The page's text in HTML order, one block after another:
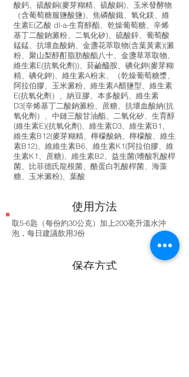
酸鈣、硫酸銅(麥芽糊精、硫酸銅)、玉米發酵物
（含葡萄糖服鹽酸鹽)、焦磷酸鐵、氧化鎂、維
生素E(乙酸 dl-a-生育醇酯、乾燥葡萄糖、辛烯
基丁二酸鈉澱粉、二氧化矽)、硫酸鋅、葡萄酸
錳錳、抗壞血酸鈉、金盞花萃取物(含葉黃素)(澱
粉、聚山梨醇酊脂肪酸酯八十、金盞草萃取物、
維生素E(抗氧化劑))、菸鹼醯胺、碘化鉀(麥芽糊
精、碘化鉀)、維生素A粉末、（乾燥葡萄糖漿、
阿拉伯膠、玉米澱粉、維生素A醋鹽型、維生素
E(抗氧化劑）、納豆膠、本多酸鈣、維生素
D3[辛烯基丁二酸鈉澱粉、蔗糖、抗壞血酸納(抗
氧化劑）、中鏈三酸甘油酯、二氧化矽、生育醇
(維生素E)(抗氧化劑)、維生素D3、維生素B1、
維生素B12(麥芽糊精、檸檬酸鈉、檸檬酸、維生
素B12)、維維生素B6、維生素K1(阿拉伯膠、維
生素K1、蔗糖)、維生素B2、益生菌(嗜酸乳酸桿
菌、比菲德氏龍根菌、酪蛋白乳酸桿菌、海藻
糖、玉米澱粉)、葉酸
取5-6匙（每份約30公克）加上200亳升溫水沖
泡，每日建議飲用3份
使用方法
保存方式